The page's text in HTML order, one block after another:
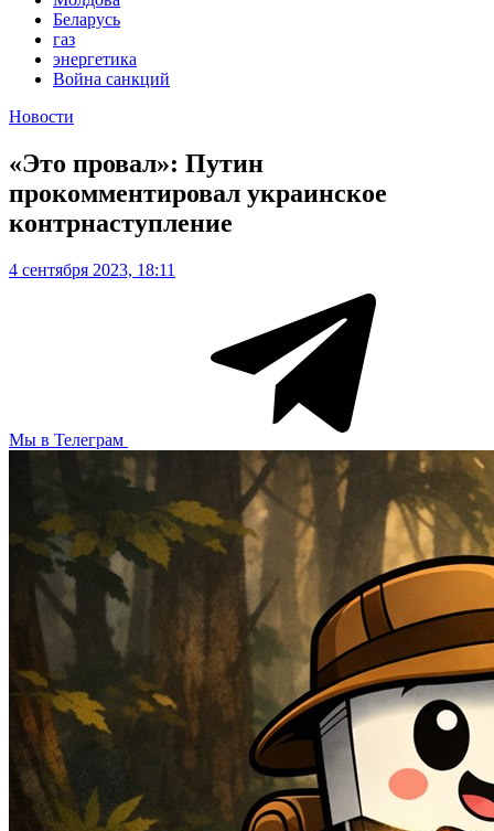
Беларусь
газ
энергетика
Война санкций
Новости
«Это провал»: Путин
прокомментировал украинское
контрнаступление
4 сентября 2023, 18:11
Мы в Телеграм